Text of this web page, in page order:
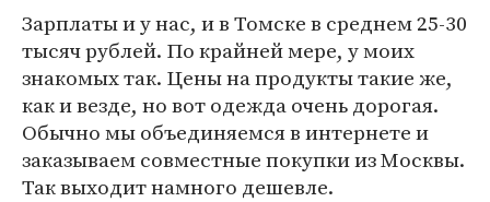
Зарплаты и у нас, и в Томске в среднем 25-30
тысяч рублей. По крайней мере, у моих
знакомых так. Цены на продукты такие же,
как и везде, но вот одежда очень дорогая.
Обычно мы объединяемся в интернете и
заказываем совместные покупки из Москвы.
Так выходит намного дешевле.